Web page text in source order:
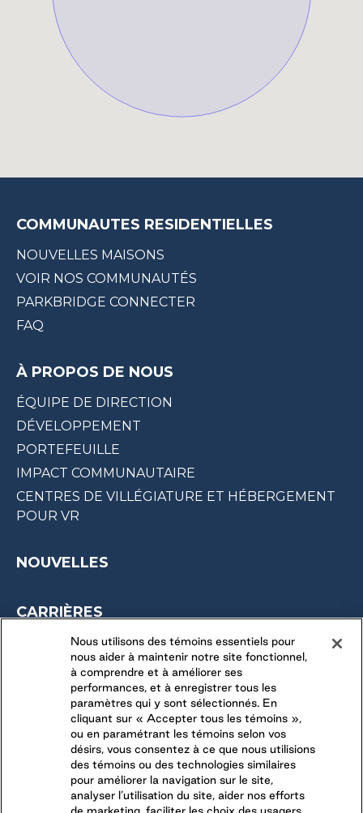
COMMUNAUTES RESIDENTIELLES
NOUVELLES MAISONS
VOIR NOS COMMUNAUTÉS
PARKBRIDGE CONNECTER
FAQ
À PROPOS DE NOUS
ÉQUIPE DE DIRECTION
DÉVELOPPEMENT
PORTEFEUILLE
IMPACT COMMUNAUTAIRE
CENTRES DE VILLÉGIATURE ET HÉBERGEMENT
POUR VR
NOUVELLES
CARRIÈRES
OPPORTUNITÉS SAISONNIÈRES
DERNIÈRES OPPORTUNITÉS
CONNECTEZ-VOUS AVEC NOUS
SUIVEZ-NOUS SUR
Nous utilisons des témoins essentiels pour
nous aider à maintenir notre site fonctionnel,
à comprendre et à améliorer ses
performances, et à enregistrer tous les
paramètres qui y sont sélectionnés. En
cliquant sur « Accepter tous les témoins »,
ou en paramétrant les témoins selon vos
désirs, vous consentez à ce que nous utilisions
des témoins ou des technologies similaires
pour améliorer la navigation sur le site,
analyser l’utilisation du site, aider nos efforts